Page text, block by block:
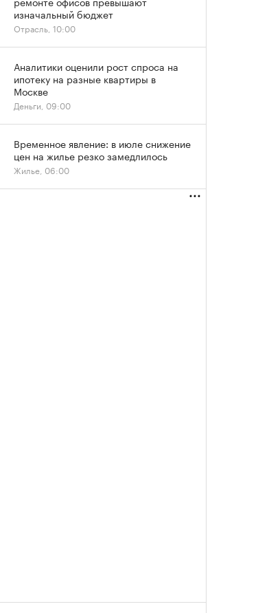
изначальный бюджет
Отрасль, 10:00
Аналитики оценили рост спроса на
ипотеку на разные квартиры в
Москве
Деньги, 09:00
Временное явление: в июле снижение
цен на жилье резко замедлилось
Жилье, 06:00